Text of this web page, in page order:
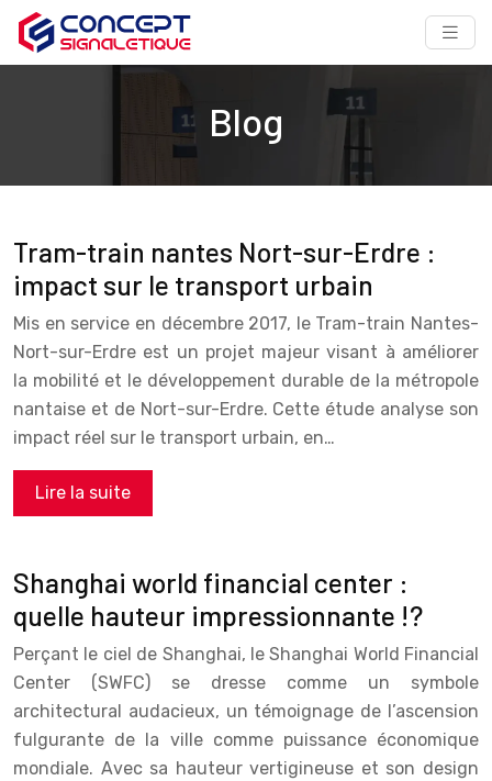
Blog
Tram-train nantes Nort-sur-Erdre :
impact sur le transport urbain
Mis en service en décembre 2017, le Tram-train Nantes-
Nort-sur-Erdre est un projet majeur visant à améliorer
la mobilité et le développement durable de la métropole
nantaise et de Nort-sur-Erdre. Cette étude analyse son
impact réel sur le transport urbain, en…
Lire la suite
Shanghai world financial center :
quelle hauteur impressionnante !?
Perçant le ciel de Shanghai, le Shanghai World Financial
Center (SWFC) se dresse comme un symbole
architectural audacieux, un témoignage de l’ascension
fulgurante de la ville comme puissance économique
mondiale. Avec sa hauteur vertigineuse et son design